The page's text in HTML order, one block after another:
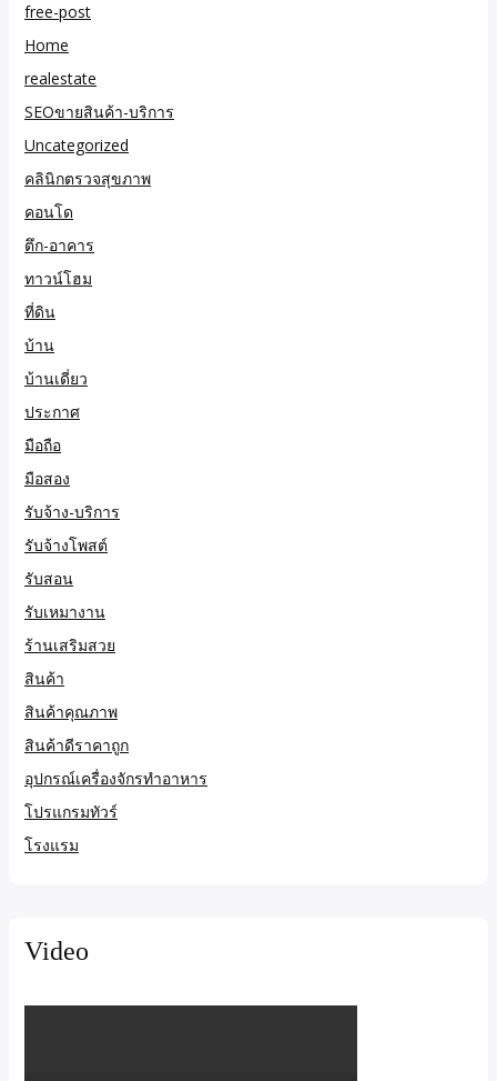
free-post
Home
realestate
SEOขายสินค้า-บริการ
Uncategorized
คลินิกตรวจสุขภาพ
คอนโด
ตึก-อาคาร
ทาวน์โฮม
ที่ดิน
บ้าน
บ้านเดี่ยว
ประกาศ
มือถือ
มือสอง
รับจ้าง-บริการ
รับจ้างโพสต์
รับสอน
รับเหมางาน
ร้านเสริมสวย
สินค้า
สินค้าคุณภาพ
สินค้าดีราคาถูก
อุปกรณ์เครื่องจักรทำอาหาร
โปรแกรมทัวร์
โรงแรม
Video